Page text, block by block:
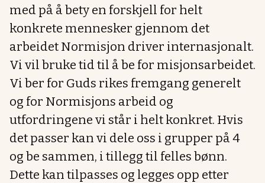
med på å bety en forskjell for helt
konkrete mennesker gjennom det
arbeidet Normisjon driver internasjonalt.
Vi vil bruke tid til å be for misjonsarbeidet.
Vi ber for Guds rikes fremgang generelt
og for Normisjons arbeid og
utfordringene vi står i helt konkret. Hvis
det passer kan vi dele oss i grupper på 4
og be sammen, i tillegg til felles bønn.
Dette kan tilpasses og legges opp etter